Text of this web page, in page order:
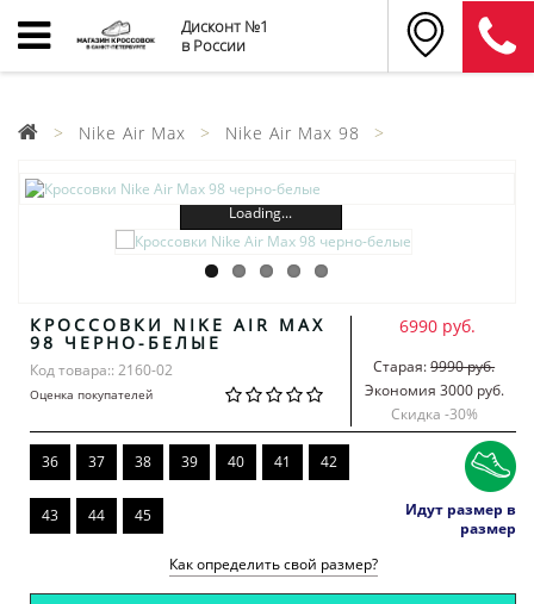
Дисконт №1
в России
Nike Air Max Nike Air Max 98
Loading...
КРОССОВКИ NIKE AIR MAX
98 ЧЕРНО-БЕЛЫЕ
Код товара:: 2160-02
Оценка покупателей
6990 руб.
Старая:9990 руб.
Экономия 3000 руб.
Скидка -30%
36 37 38 39 40 41 42
43 44 45
Идут размер в
размер
Как определить свой размер?